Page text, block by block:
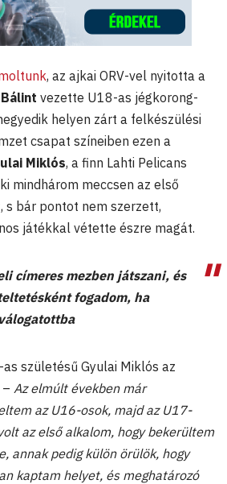
, az ajkai ORV-vel nyitotta a
vezette U18-as jégkorong-
helyen zárt a felkészülési
csapat színeiben ezen a
Miklós, a finn Lahti Pelicans
mindhárom meccsen az első
bár pontot nem szerzett,
játékkal vétette észre magát.
címeres mezben játszani, és
fogadom, ha
születésű Gyulai Miklós az
Az elmúlt években már
az U16-osok, majd az U17-
az első alkalom, hogy bekerültem
annak pedig külön örülök, hogy
kaptam helyet, és meghatározó